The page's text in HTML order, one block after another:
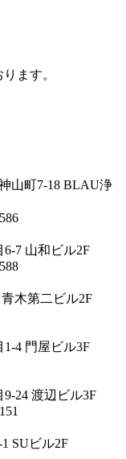
ます。
山町7-18 BLAU浄
6-7 山和ビル2F
木第二ビル2F
1-4 門屋ビル3F
9-24 渡辺ビル3F
SUビル2F